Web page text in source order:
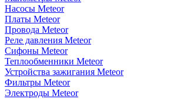
Насосы Meteor
Платы Meteor
Провода Meteor
Реле давления Meteor
Сифоны Meteor
Теплообменники Meteor
Устройства зажигания Meteor
Фильтры Meteor
Электроды Meteor